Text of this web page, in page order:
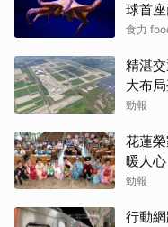
球首
食力
精湛
大布
勁報
花蓮
暖人心
勁報
行動